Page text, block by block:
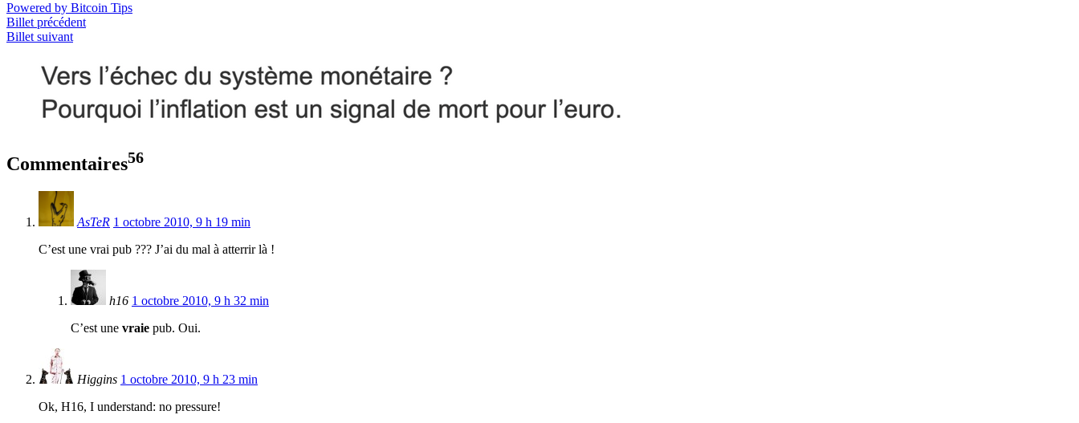
Powered by Bitcoin Tips
Billet précédent
Billet suivant
Commentaires56
AsTeR 1 octobre 2010, 9 h 19 min
C’est une vrai pub ??? J’ai du mal à atterrir là !
h16 1 octobre 2010, 9 h 32 min
C’est une vraie pub. Oui.
Higgins 1 octobre 2010, 9 h 23 min
Ok, H16, I understand: no pressure!